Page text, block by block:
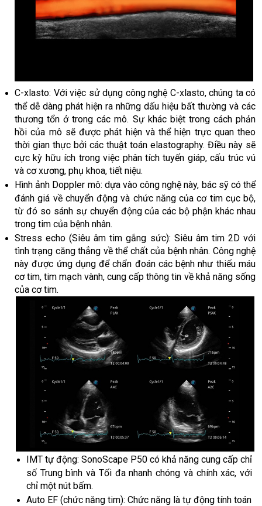
C-xlasto: Với việc sử dụng công nghệ C-xlasto, chúng ta có
thể dễ dàng phát hiện ra những dấu hiệu bất thường và các
thương tổn ở trong các mô. Sự khác biệt trong cách phản
hồi của mô sẽ được phát hiện và thể hiện trực quan theo
thời gian thực bởi các thuật toán elastography. Điều này sẽ
cực kỳ hữu ích trong việc phân tích tuyến giáp, cấu trúc vú
và cơ xương, phụ khoa, tiết niệu.
Hình ảnh Doppler mô: dựa vào công nghệ này, bác sỹ có thể
đánh giá về chuyển động và chức năng của cơ tim cục bộ,
từ đó so sánh sự chuyển động của các bộ phận khác nhau
trong tim của bệnh nhân.
Stress echo (Siêu âm tim gắng sức): Siêu âm tim 2D với
tình trạng căng thẳng về thể chất của bệnh nhân. Công nghệ
này được ứng dụng để chẩn đoán các bệnh như thiếu máu
cơ tim, tim mạch vành, cung cấp thông tin về khả năng sống
của cơ tim.
IMT tự động: SonoScape P50 có khả năng cung cấp chỉ
số Trung bình và Tối đa nhanh chóng và chính xác, với
chỉ một nút bấm.
Auto EF (chức năng tim): Chức năng là tự động tính toán